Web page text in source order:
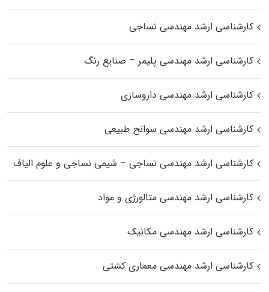
کارشناسی ارشد مهندسی نساجی
کارشناسی ارشد مهندسی پلیمر – صنایع رنگ
کارشناسی ارشد مهندسی داروسازی
کارشناسی ارشد مهندسی سوانح طبیعی
کارشناسی ارشد مهندسی نساجی – شیمی نساجی و علوم الیاف
کارشناسی ارشد مهندسی متالورژی و مواد
کارشناسی ارشد مهندسی مکانیک
کارشناسی ارشد مهندسی معماری کشتی